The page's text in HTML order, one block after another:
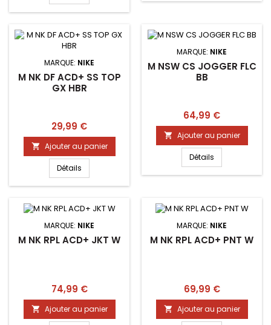
MARQUE: NIKE
M NK DF ACD+ SS TOP
GX HBR
Prix
29,99 €
 Ajouter au panier
Détails
MARQUE: NIKE
M NSW CS JOGGER FLC
BB
Prix
64,99 €
 Ajouter au panier
Détails
MARQUE: NIKE
M NK RPL ACD+ JKT W
Prix
74,99 €
 Ajouter au panier
MARQUE: NIKE
M NK RPL ACD+ PNT W
Prix
69,99 €
 Ajouter au panier